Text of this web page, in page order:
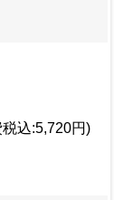
税込:5,720円)